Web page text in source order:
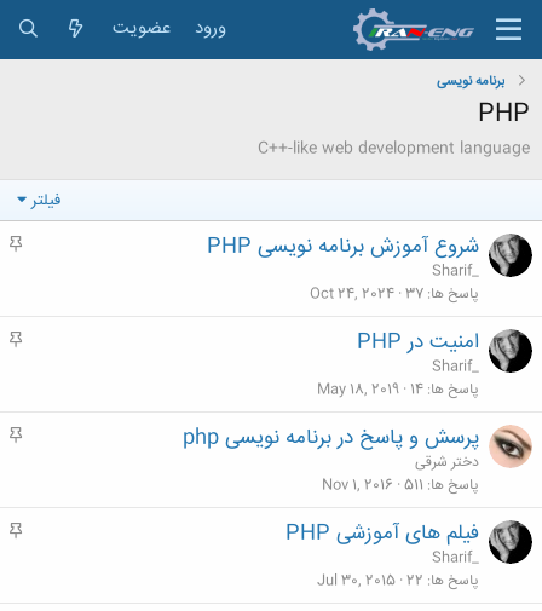
ورود عضویت
برنامه نویسی
PHP
C++-like web development language
فیلتر
م
شروع آموزش برنامه نویسی PHP
Sharif_
پاسخ ها 37
Oct 24, 2024
م
امنیت در PHP
Sharif_
پاسخ ها 14
May 18, 2019
م
پرسش و پاسخ در برنامه نویسی php
دختر شرقی
پاسخ ها 511
Nov 1, 2016
م
فیلم های آموزشی PHP
Sharif_
پاسخ ها 22
Jul 30, 2015